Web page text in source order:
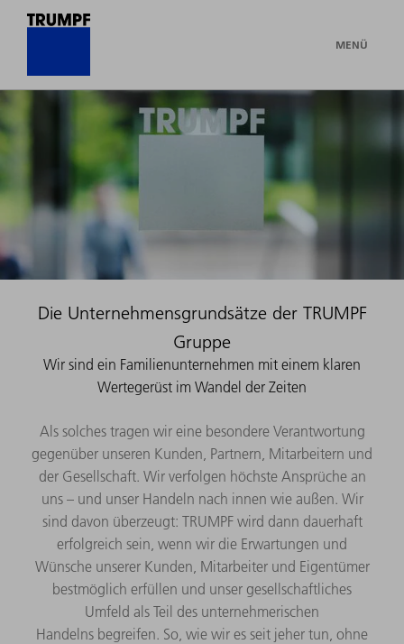
MENÜ
Die Unternehmensgrundsätze der TRUMPF
Gruppe
Wir sind ein Familienunternehmen mit einem klaren
Wertegerüst im Wandel der Zeiten
Als solches tragen wir eine besondere Verantwortung
gegenüber unseren Kunden, Partnern, Mitarbeitern und
der Gesellschaft. Wir verfolgen höchste Ansprüche an
uns – und unser Handeln nach innen wie außen. Wir
sind davon überzeugt: TRUMPF wird dann dauerhaft
erfolgreich sein, wenn wir die Erwartungen und
Wünsche unserer Kunden, Mitarbeiter und Eigentümer
bestmöglich erfüllen und unser gesellschaftliches
Umfeld als Teil des unternehmerischen
Handelns begreifen. So, wie wir es seit jeher tun, ohne